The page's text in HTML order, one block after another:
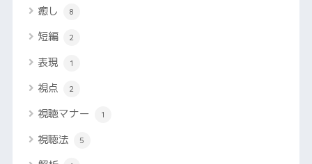
癒し 8
短編 2
表現 1
視点 2
視聴マナー 1
視聴法 5